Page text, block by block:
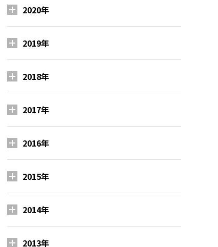
2020年
2019年
2018年
2017年
2016年
2015年
2014年
2013年